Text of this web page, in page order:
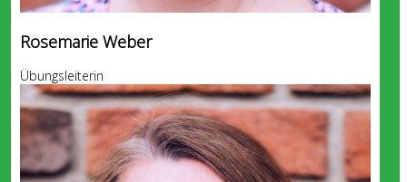
Rosemarie Weber
Übungsleiterin